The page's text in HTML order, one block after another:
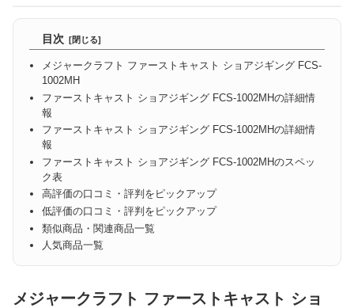
目次
メジャークラフト ファーストキャスト ショアジギング FCS-
1002MH
ファーストキャスト ショアジギング FCS-1002MHの詳細情
報
ファーストキャスト ショアジギング FCS-1002MHの詳細情
報
ファーストキャスト ショアジギング FCS-1002MHのスペッ
ク表
高評価の口コミ・評判をピックアップ
低評価の口コミ・評判をピックアップ
類似商品・関連商品一覧
人気商品一覧
メジャークラフト ファーストキャスト ショ